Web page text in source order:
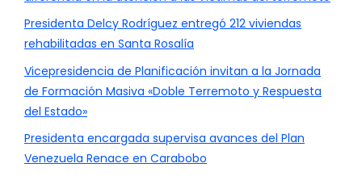
Presidenta Delcy Rodríguez entregó 212 viviendas
rehabilitadas en Santa Rosalía
Vicepresidencia de Planificación invitan a la Jornada
de Formación Masiva «Doble Terremoto y Respuesta
del Estado»
Presidenta encargada supervisa avances del Plan
Venezuela Renace en Carabobo